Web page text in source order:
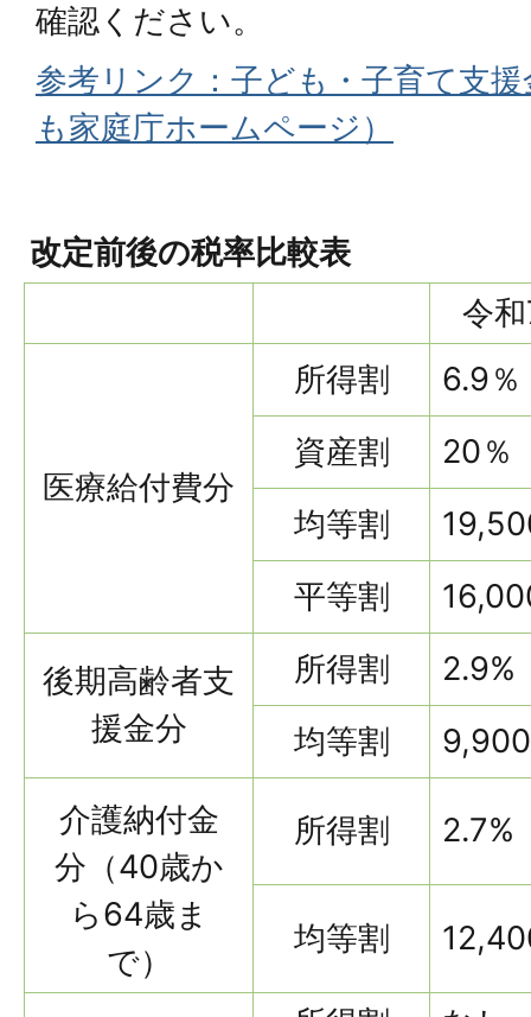
確認ください。
参考リンク：子ども・子育て支
も家庭庁ホームページ）
改定前後の税率比較表
令
医療給付費分
所得割
6.9％
資産割
20％
均等割
平等割
後期高齢者支
援金分
所得割
2.9%
均等割
介護納付金
分（40歳か
ら64歳ま
で）
所得割 2.7%
均等割